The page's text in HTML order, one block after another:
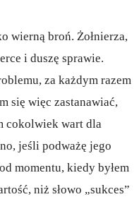
wierną broń. Żołnierza,
i duszę sprawie.
za każdym razem
się więc zastanawiać,
cokolwiek wart dla
jeśli podważę jego
momentu, kiedy byłem
niż słowo „sukces”